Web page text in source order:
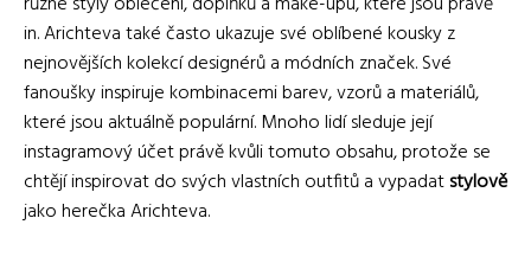
in. Arichteva také často ukazuje své oblíbené kousky z
nejnovějších kolekcí designérů a módních značek. Své
fanoušky inspiruje kombinacemi barev, vzorů a materiálů,
které jsou aktuálně populární. Mnoho lidí sleduje její
instagramový účet právě kvůli tomuto obsahu, protože se
chtějí inspirovat do svých vlastních outfitů a vypadatstylově
jako herečka Arichteva.